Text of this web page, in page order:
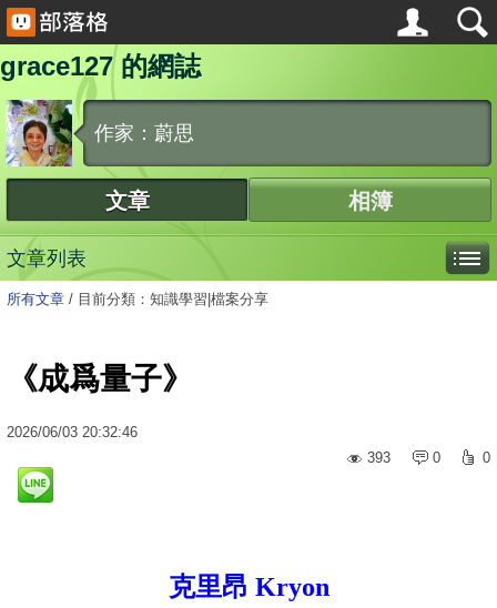
grace127 的網誌
作家：蔚思
文章 相簿
文章列表
所有文章 / 目前分類：知識學習|檔案分享
《成爲量子》
2026/06/03 20:32:46
393
0 0
克里昂 Kryon